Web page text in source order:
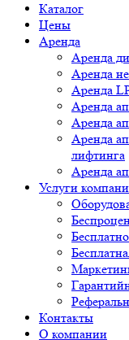
Каталог
Цены
Аренда
Аренда
Аренда
Аренда
Аренда
Аренда
Аренда
лифтинга
Аренда
Услуги
Контакты
О компании